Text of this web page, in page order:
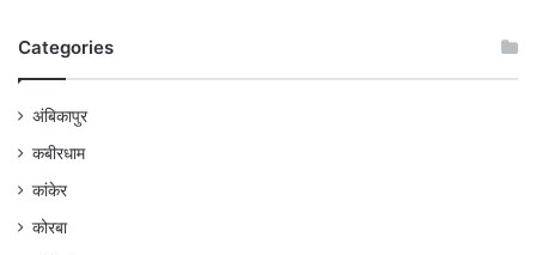
Categories
अंबिकापुर
कबीरधाम
कांकेर
कोरबा